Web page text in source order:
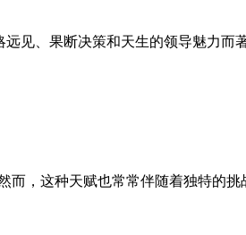
见、果断决策和天生的领导魅力而
，这种天赋也常常伴随着独特的